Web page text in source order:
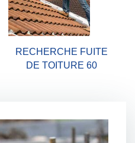
RECHERCHE FUITE
DE TOITURE 60